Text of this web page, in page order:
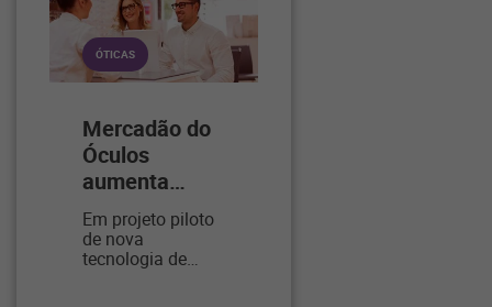
ÓTICAS
Mercadão do
Óculos
aumenta…
Em projeto piloto
de nova
tecnologia de…